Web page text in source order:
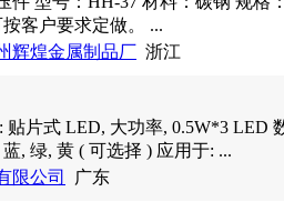
件 型号：HH-37 材料：碳钢 规格
客户要求定做。 ...
辉煌金属制品厂 浙江
贴片式 LED, 大功率, 0.5W*3 LED
, 绿, 黄 ( 可选择 ) 应用于: ...
限公司 广东